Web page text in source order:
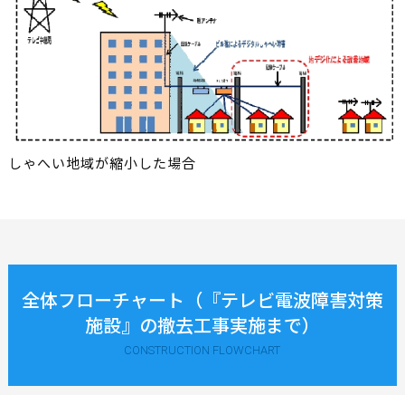
しゃへい地域が縮小した場合
全体フローチャート（『テレビ電波障害対策
施設』の撤去工事実施まで）
CONSTRUCTION FLOWCHART